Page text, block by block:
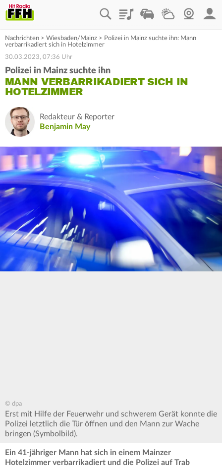
PlaylistStaupilotWetterWebcam
Nachrichten > Wiesbaden/Mainz > Polizei in Mainz suchte ihn: Mann
verbarrikadiert sich in Hotelzimmer
30.03.2023, 07:36 Uhr
Polizei in Mainz suchte ihn
MANN VERBARRIKADIERT SICH IN
HOTELZIMMER
Redakteur & Reporter
Benjamin May
© dpa
Erst mit Hilfe der Feuerwehr und schwerem Gerät konnte die
Polizei letztlich die Tür öffnen und den Mann zur Wache
bringen (Symbolbild).
Ein 41-jähriger Mann hat sich in einem Mainzer
Hotelzimmer verbarrikadiert und die Polizei auf Trab